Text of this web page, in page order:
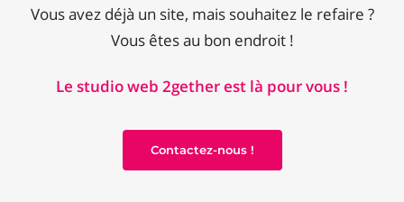
Vous avez déjà un site, mais souhaitez le refaire ?
Vous êtes au bon endroit !
Le studio web 2gether est là pour vous !
Contactez-nous !